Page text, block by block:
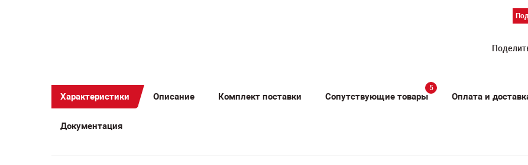
Характеристики Описание Комплект поставки Сопутствующие товары
5
Оплата и
Документация